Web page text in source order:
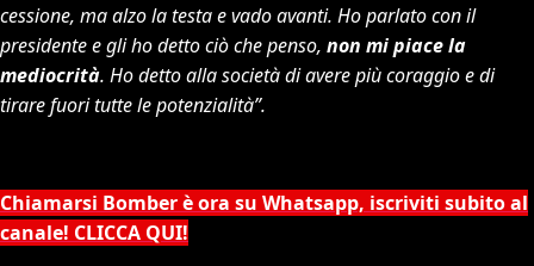
cessione, ma alzo la testa e vado avanti. Ho parlato con il
presidente e gli ho detto ciò che penso, non mi piace la
mediocrità. Ho detto alla società di avere più coraggio e di
tirare fuori tutte le potenzialità”.
Chiamarsi Bomber è ora su Whatsapp, iscriviti subito al
canale! CLICCA QUI!